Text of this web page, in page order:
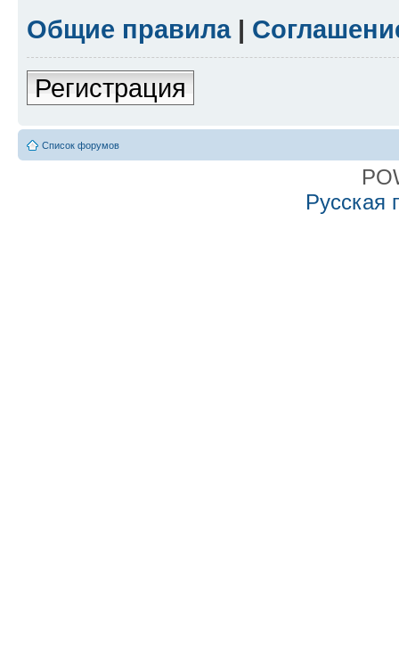
Общие правила|
Регистрация
Список форумов
Русская